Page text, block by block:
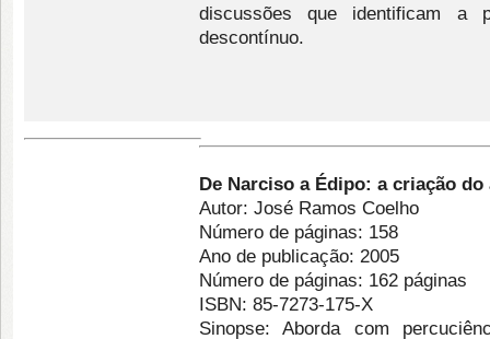
discussões que identificam a
descontínuo.
De Narciso a Édipo: a criação
Autor: José Ramos Coelho
Número de páginas: 158
Ano de publicação: 2005
Número de páginas: 162 páginas
ISBN: 85-7273-175-X
Sinopse: Aborda com